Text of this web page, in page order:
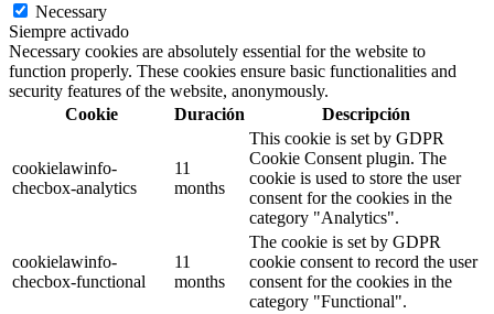
Necessary
Siempre activado
Necessary cookies are absolutely essential for the website to
function properly. These cookies ensure basic functionalities and
security features of the website, anonymously.
Cookie
Duración Descripción
cookielawinfo-
checbox-analytics
11
months
This cookie is set by GDPR
Cookie Consent plugin. The
cookie is used to store the user
consent for the cookies in the
category "Analytics".
cookielawinfo-
checbox-functional
11
months
The cookie is set by GDPR
cookie consent to record the user
consent for the cookies in the
category "Functional".